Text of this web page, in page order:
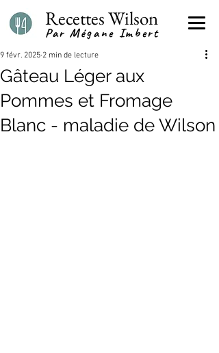
Par Mégane Imbert
Recettes Wilson
Gâteau Léger aux
Pommes et Fromage
Blanc - maladie de Wilson
9 févr. 2025 2 min de lecture